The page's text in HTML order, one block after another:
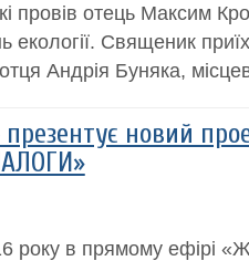
провів отець Максим
екології. Священик
Андрія Буняка,
новий
року в прямому ефірі